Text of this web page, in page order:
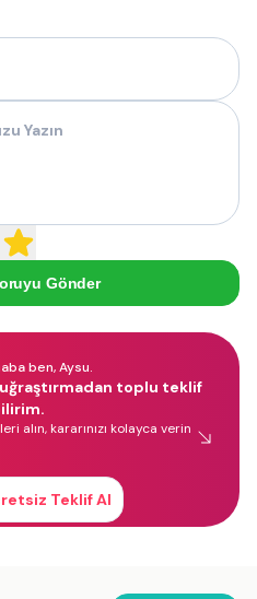
Gönder
ben, Aysu.
toplu teklif
alın, kararınızı kolayca verin
Teklif Al